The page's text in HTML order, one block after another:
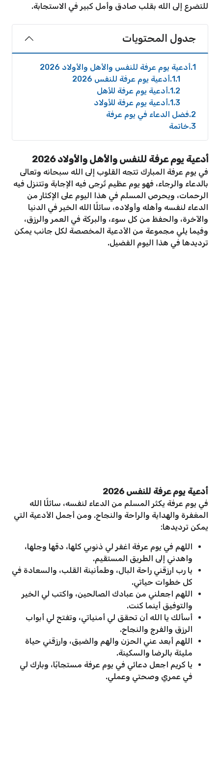
للتضرع إلى الله بقلب صادق وأمل كبير في الاستجابة.
جدول المحتويات
1 أدعية يوم عرفة للنفس والأهل والأولاد 2026
1.1 أدعية يوم عرفة للنفس 2026
1.2 أدعية يوم عرفة للأهل
1.3 أدعية يوم عرفة للأولاد
2 فضل الدعاء في يوم عرفة
3 خاتمة
أدعية يوم عرفة للنفس والأهل والأولاد 2026
في يوم عرفة المبارك تتجه القلوب إلى الله سبحانه وتعالى
بالدعاء والرجاء، فهو يوم عظيم تُرجى فيه الإجابة وتتنزل فيه
الرحمات، ويحرص المسلم في هذا اليوم على الإكثار من
الدعاء لنفسه وأهله وأولاده، سائلًا الله الخير في الدنيا
والآخرة، والحفظ من كل سوء، والبركة في العمر والرزق،
وفيما يلي مجموعة من الأدعية المخصصة لكل جانب يمكن
ترديدها في هذا اليوم الفضيل.
أدعية يوم عرفة للنفس 2026
في يوم عرفة يكثر المسلم من الدعاء لنفسه، سائلًا الله
المغفرة والهداية والراحة والنجاح. ومن أجمل الأدعية التي
يمكن ترديدها:
اللهم في يوم عرفة اغفر لي ذنوبي كلها، دقها وجلها،
واهدني إلى الطريق المستقيم.
يا رب ارزقني راحة البال، وطمأنينة القلب، والسعادة في
كل خطوات حياتي.
اللهم اجعلني من عبادك الصالحين، واكتب لي الخير
والتوفيق أينما كنت.
أسألك يا الله أن تحقق لي أمنياتي، وتفتح لي أبواب
الرزق والفرج والنجاح.
اللهم أبعد عني الحزن والهم والضيق، وارزقني حياة
مليئة بالرضا والسكينة.
يا كريم اجعل دعائي في يوم عرفة مستجابًا، وبارك لي
في عمري وصحتي وعملي.